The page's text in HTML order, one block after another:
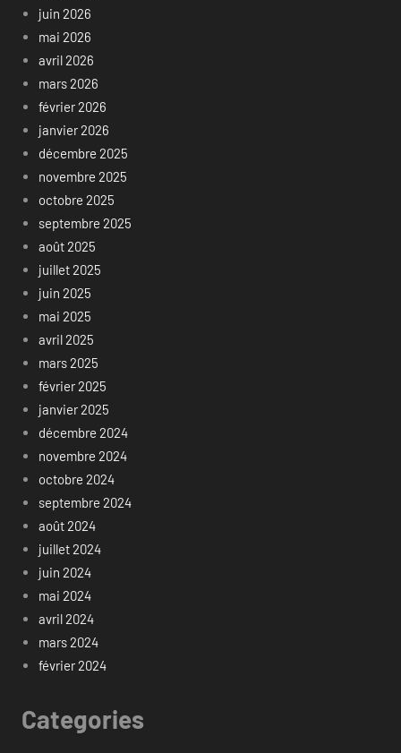
juin 2026
mai 2026
avril 2026
mars 2026
février 2026
janvier 2026
décembre 2025
novembre 2025
octobre 2025
septembre 2025
août 2025
juillet 2025
juin 2025
mai 2025
avril 2025
mars 2025
février 2025
janvier 2025
décembre 2024
novembre 2024
octobre 2024
septembre 2024
août 2024
juillet 2024
juin 2024
mai 2024
avril 2024
mars 2024
février 2024
Categories